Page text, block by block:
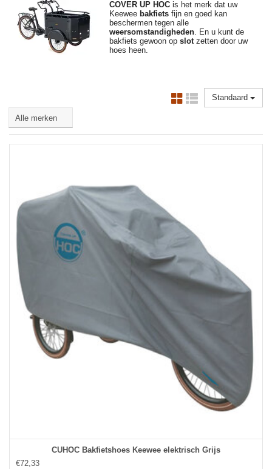
COVER UP HOC is het merk dat uw
Keewee bakfiets fijn en goed kan
beschermen tegen alle
weersomstandigheden. En u kunt de
bakfiets gewoon op slotzetten door uw
hoes heen.
Standaard
CUHOC Bakfietshoes Keewee elektrisch Grijs
€72,33